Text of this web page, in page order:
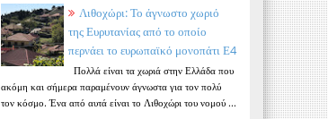
Λιθοχώρι: Το άγνωστο χωριό
της Ευρυτανίας από το οποίο
περνάει το ευρωπαϊκό μονοπάτι Ε4
Πολλά είναι τα χωριά στην Ελλάδα που
ακόμη και σήμερα παραμένουν άγνωστα για τον πολύ
τον κόσμο. Ένα από αυτά είναι το Λιθοχώρι του νομού ...